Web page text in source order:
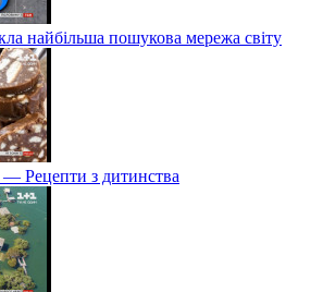
найбільша пошукова мережа світу
Рецепти з дитинства